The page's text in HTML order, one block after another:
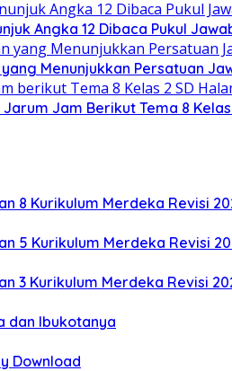
Angka 12 Dibaca Pukul
Menunjukkan Persatuan
Jam Berikut Tema 8 Kelas
8 Kurikulum Merdeka Revisi
5 Kurikulum Merdeka Revisi
3 Kurikulum Merdeka Revisi
dan Ibukotanya
Download